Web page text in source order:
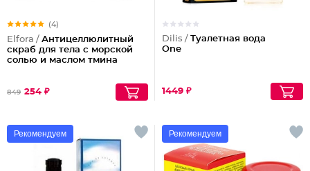
(4)
Elfora / Антицеллюлитный
скраб для тела с морской
солью и маслом тмина
849 254 ₽
Dilis / Туалетная вода
One
1449 ₽
Рекомендуем Рекомендуем